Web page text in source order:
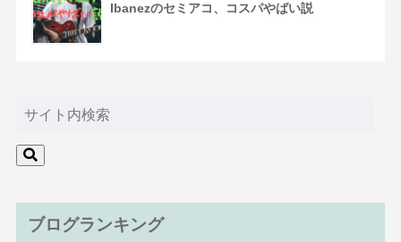
Ibanezのセミアコ、コスパやばい説
ブログランキング